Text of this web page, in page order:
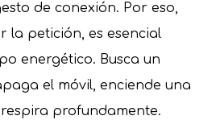
de conexión. Por eso,
la petición, es esencial
energético. Busca un
el móvil, enciende una
profundamente.